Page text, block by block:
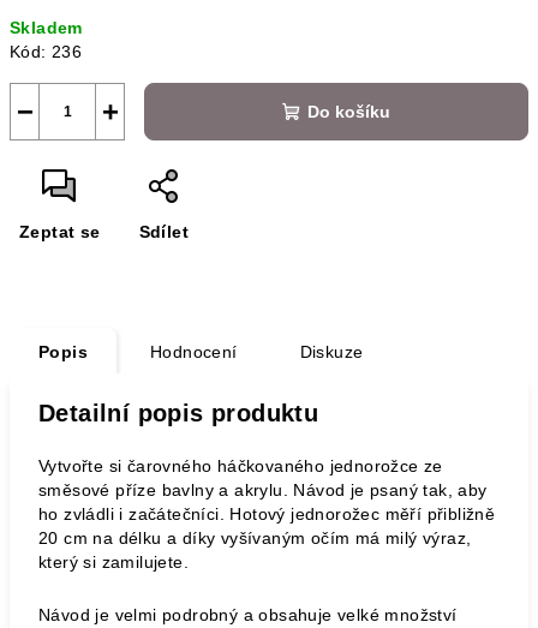
cena:
Skladem
Kód: 236
+
− Do košíku
Zeptat se Sdílet
Popis Hodnocení Diskuze
Detailní popis produktu
Vytvořte si čarovného háčkovaného jednorožce ze
směsové příze bavlny a akrylu. Návod je psaný tak, aby
ho zvládli i začátečníci. Hotový jednorožec měří přibližně
20 cm na délku a díky vyšívaným očím má milý výraz,
který si zamilujete.
Návod je velmi podrobný a obsahuje velké množství